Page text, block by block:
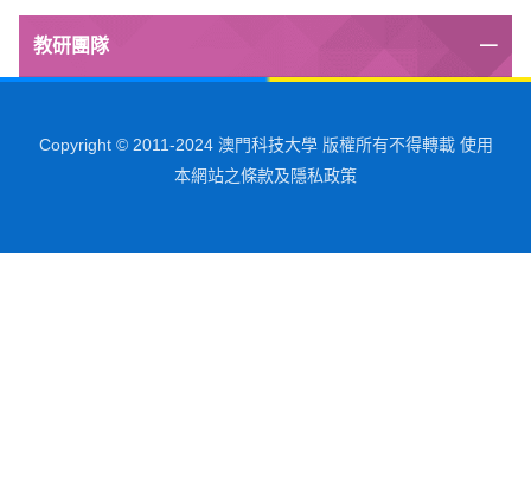
教研團隊
Copyright © 2011-2024 澳門科技大學 版權所有不得轉載 使用
本網站之條款及隱私政策